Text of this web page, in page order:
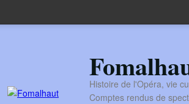
Histoire de l'Opéra, vie
Comptes rendus de